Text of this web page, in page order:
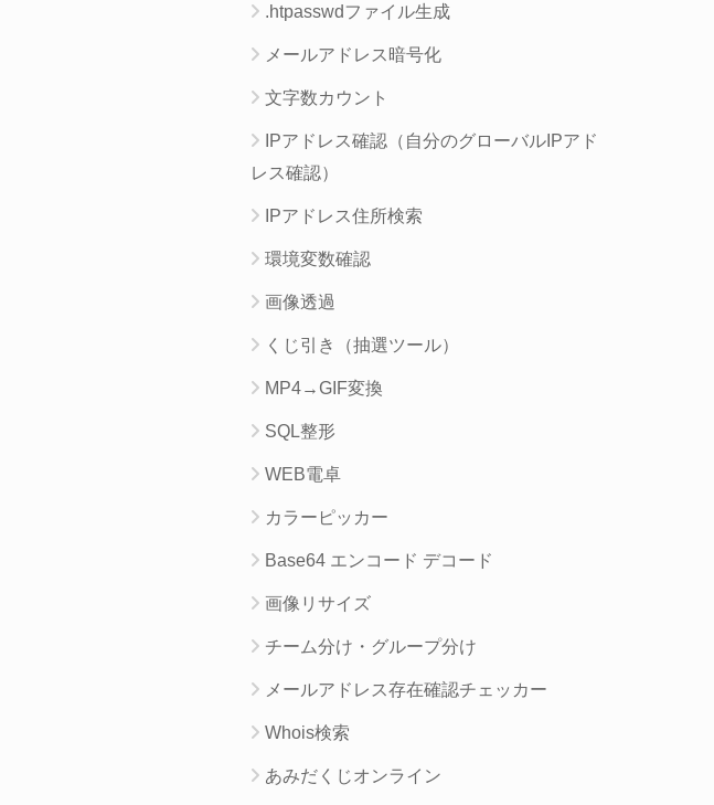
.htpasswdファイル生成
メールアドレス暗号化
文字数カウント
IPアドレス確認（自分のグローバルIPアド
レス確認）
IPアドレス住所検索
環境変数確認
画像透過
くじ引き（抽選ツール）
MP4→GIF変換
SQL整形
WEB電卓
カラーピッカー
Base64 エンコード デコード
画像リサイズ
チーム分け・グループ分け
メールアドレス存在確認チェッカー
Whois検索
あみだくじオンライン